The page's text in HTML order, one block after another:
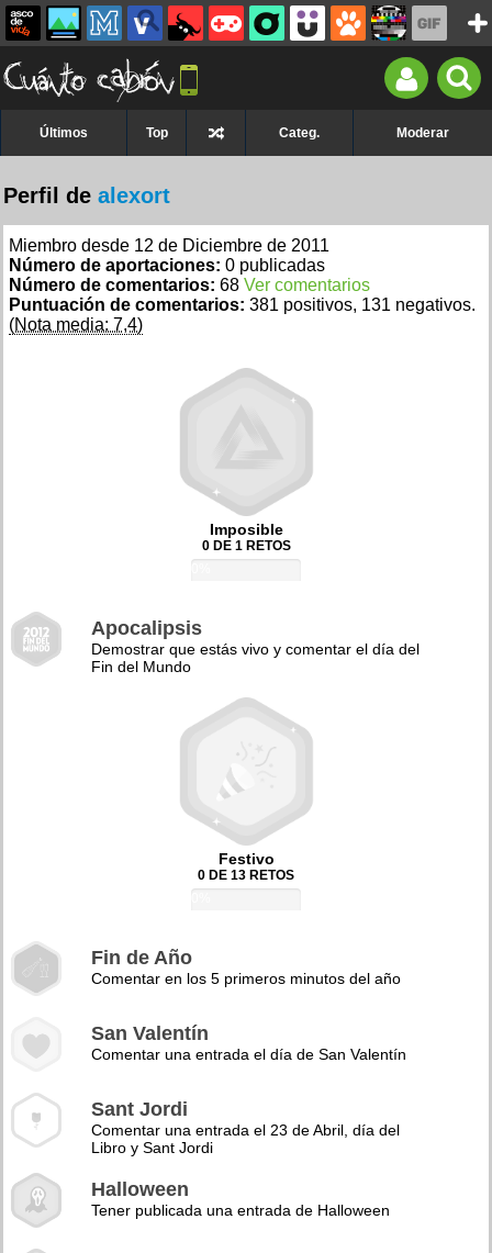
Últimos Top Categ. Moderar
Perfil de alexort
Miembro desde 12 de Diciembre de 2011
Número de aportaciones: 0 publicadas
Número de comentarios: 68 Ver comentarios
Puntuación de comentarios: 381 positivos, 131 negativos.
(Nota media: 7,4)
Imposible
0 DE 1 RETOS
Apocalipsis
Demostrar que estás vivo y comentar el día del
Fin del Mundo
Festivo
0 DE 13 RETOS
Fin de Año
Comentar en los 5 primeros minutos del año
San Valentín
Comentar una entrada el día de San Valentín
Sant Jordi
Comentar una entrada el 23 de Abril, día del
Libro y Sant Jordi
Halloween
Tener publicada una entrada de Halloween